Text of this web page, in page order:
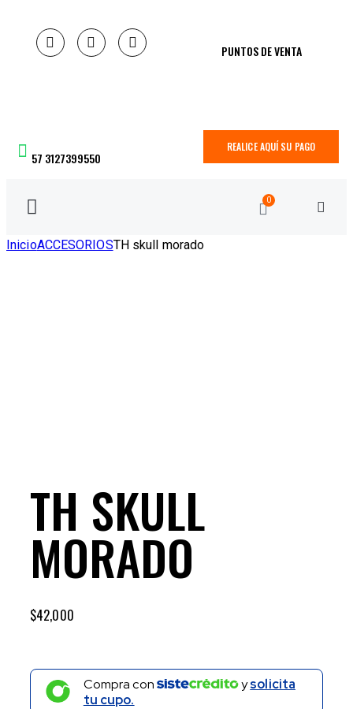
PUNTOS DE VENTA
57 3127399550
REALICE AQUÍ SU PAGO
0
InicioACCESORIOSTH skull morado
TH SKULL
MORADO
$42,000
Compra con ysolicita
tu cupo.